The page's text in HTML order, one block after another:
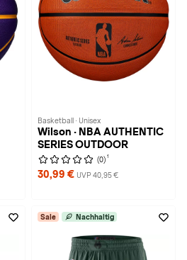
Basketball · Unisex
Wilson · NBA AUTHENTIC
SERIES OUTDOOR
(0) 1
30,99 € UVP 40,95 €
Sale Nachhaltig